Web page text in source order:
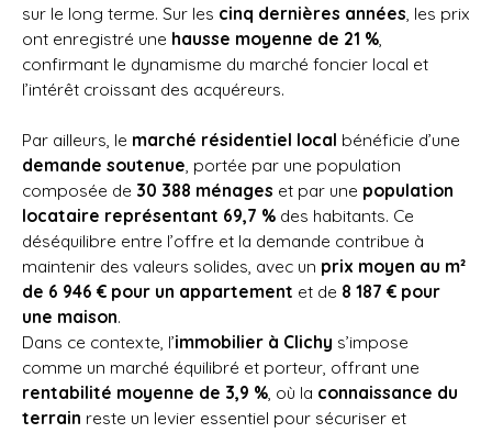
sur le long terme. Sur les cinq dernières années , les prix
ont enregistré une hausse moyenne de 21 %
confirmant le dynamisme du marché foncier local et
l’intérêt croissant des acquéreurs.
Par ailleurs, le marché résidentiel local bénéficie d’une
demande soutenue , portée par une population
composée de 30 388 ménages et par une population
locataire représentant 69,7 % des habitants. Ce
déséquilibre entre l’offre et la demande contribue à
maintenir des valeurs solides, avec un prix moyen au m²
de 6 946 € pour un appartement et de 8 187 € pour
une maison.
Dans ce contexte, l’immobilier à Clichy s’impose
comme un marché équilibré et porteur, offrant une
rentabilité moyenne de 3,9 % , où la connaissance du
terrain reste un levier essentiel pour sécuriser et